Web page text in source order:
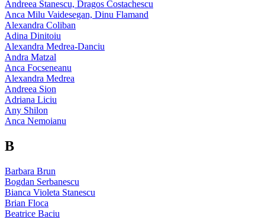
Andreea Stanescu, Dragos Costachescu
Anca Milu Vaidesegan, Dinu Flamand
Alexandra Coliban
Adina Dinitoiu
Alexandra Medrea-Danciu
Andra Matzal
Anca Focseneanu
Alexandra Medrea
Andreea Sion
Adriana Liciu
Any Shilon
Anca Nemoianu
B
Barbara Brun
Bogdan Serbanescu
Bianca Violeta Stanescu
Brian Floca
Beatrice Baciu